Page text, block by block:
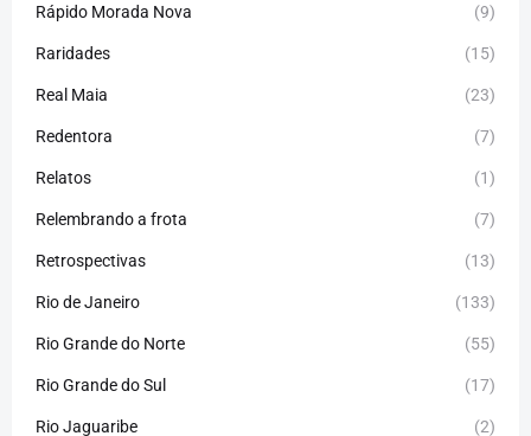
Rápido Morada Nova (9)
Raridades (15)
Real Maia (23)
Redentora (7)
Relatos (1)
Relembrando a frota (7)
Retrospectivas (13)
Rio de Janeiro (133)
Rio Grande do Norte (55)
Rio Grande do Sul (17)
Rio Jaguaribe (2)